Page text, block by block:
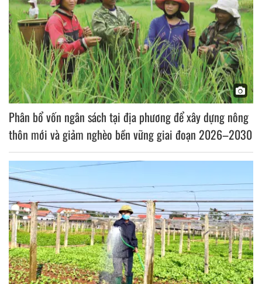
Phân bổ vốn ngân sách tại địa phương để xây dựng nông
thôn mới và giảm nghèo bền vững giai đoạn 2026–2030